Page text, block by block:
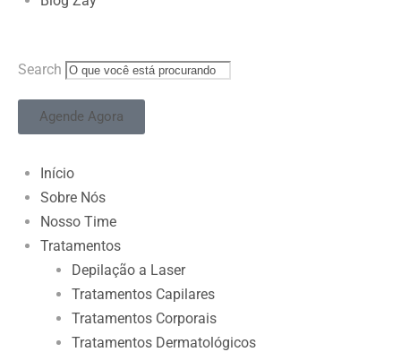
Search
Agende Agora
Início
Sobre Nós
Nosso Time
Tratamentos
Depilação a Laser
Tratamentos Capilares
Tratamentos Corporais
Tratamentos Dermatológicos